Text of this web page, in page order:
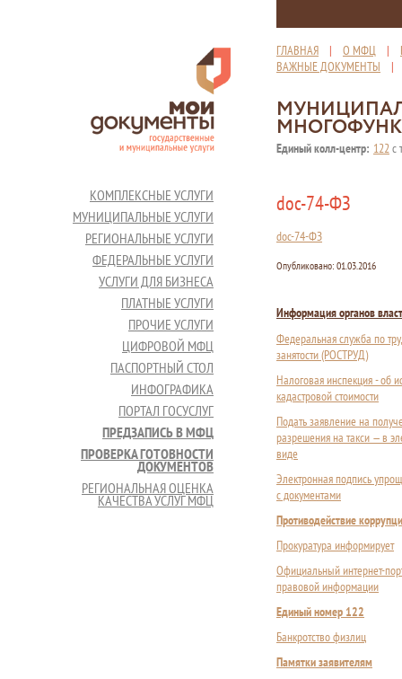
ГЛАВНАЯ | О МФЦ |
ВАЖНЫЕ ДОКУМЕНТЫ
Единый колл-центр: 122с
КОМПЛЕКСНЫЕ УСЛУГИ
МУНИЦИПАЛЬНЫЕ УСЛУГИ
РЕГИОНАЛЬНЫЕ УСЛУГИ
ФЕДЕРАЛЬНЫЕ УСЛУГИ
УСЛУГИ ДЛЯ БИЗНЕСА
ПЛАТНЫЕ УСЛУГИ
ПРОЧИЕ УСЛУГИ
ЦИФРОВОЙ МФЦ
ПАСПОРТНЫЙ СТОЛ
ИНФОГРАФИКА
ПОРТАЛ ГОСУСЛУГ
ПРЕДЗАПИСЬ В МФЦ
ПРОВЕРКА ГОТОВНОСТИ
ДОКУМЕНТОВ
РЕГИОНАЛЬНАЯ ОЦЕНКА
КАЧЕСТВА УСЛУГ МФЦ
doc-74-ФЗ
doc-74-ФЗ
Опубликовано: 01.03.2016
Информация органов
Федеральная служба по
занятости (РОСТРУД)
Налоговая инспекция - об
кадастровой стоимости
Подать заявление на
разрешения на такси — в
виде
Электронная подпись
с документами
Противодействие
Прокуратура информирует
Официальный интернет-
правовой информации
Единый номер 122
Банкротство физлиц
Памятки заявителям